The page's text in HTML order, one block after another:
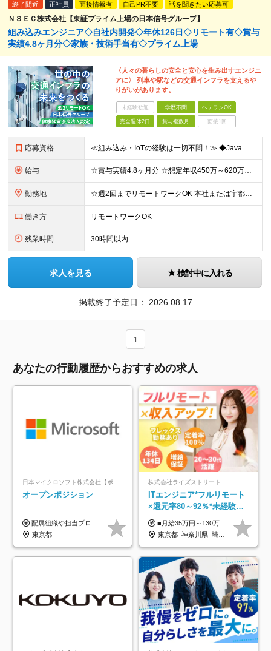
終了間近 正社員 面接情報有 自己PR不要 話を聞きたい応募可
ＮＳＥＣ株式会社【東証プライム上場の日本信号グループ】
組み込みエンジニア◇自社内開発◇年休126日◇リモート有◇賞与
実績4.8ヶ月分◇家族・技術手当有◇プライム上場
〈人々の暮らしの安全と安心を生み出すエンジニ
アに〉 列車や駅などの交通インフラを支えるや
りがいがあります。
未経験歓迎 学歴不問 ベテランOK
完全週休2日 賞与複数月 面接1回
応募資格 ≪組み込み・IoTの経験は一切不問！≫ ◆Java、PHP、Python、C#など、何らかのシステム開発経験をお持ちの方 ┗「Webアプリの経験しかない」という方も大歓迎！ Java、PHP、Pyt
給与 ☆賞与実績4.8ヶ月分 ☆想定年収450万～620万円 月給27万～37万円 ※経験・スキルなどを考慮し、決定します ※残業代全額支給 ※試用期間3ヶ月あり（期間中の待遇・雇用形態に差異はありませ
勤務地 ☆週2回までリモートワークOK 本社または宇都宮サテライトオフィスのいずれかとなります。勤務先は希望を考慮して決定します。 ■本社 埼玉県久喜市江面字大谷1836-1 ■宇都宮サテライトオフィス
働き方 リモートワークOK
残業時間 30時間以内
求人を見る 検討中に入れる
掲載終了予定日： 2026.08.17
1
あなたの行動履歴からおすすめの求人
日本マイクロソフト株式会社【ポジションマッチ登録】
オープンポジション
配属組織や担当プロジェクトにより異なります。 ▼参考情報 ----------------------- 年俸650万～（1/12を月々支給） ※経験、能力を考慮の上、当社規定により優遇いたします。 ※時間外、休日出勤、深夜手当に対する賃金も基本年俸に含みます。
東京都
株式会社ライズストリート
ITエンジニア*フルリモート
×還元率80～92％*未経験歓
迎*年休134日*月給35万～*
定着率100%
■月給35万円～130万円＋賞与年2回＋各種手当 ※システムエンジニアの経験をお持ちの方は月給41万円以上＋賞与年2回（108万円～）＋手当 ■単価（年収）アップのチャンスは最大年12回 ※残業代は1分単位で100％全額支給。サービス残業などは一切ありません ※試用期間6ヵ月（試用期間中の待遇・給与に差はありません）
東京都_神奈川県_埼玉県_千葉県_大阪府_愛知県_北海道_青森県_岩手県_宮城県_秋田県_山形県_福島県_茨城県_栃木県_群馬県_新潟県_山梨県_長野県_富山県_石川県_福井県_静岡県_岐阜県_三重県_兵庫県_京都府_滋賀県_奈良県_和歌山県_広島県_岡山県_鳥取県_島根県_山口県_徳島県_香川県_愛媛県_高知県_福岡県_熊本県_佐賀県_長崎県_大分県_宮崎県_鹿児島県_沖縄県